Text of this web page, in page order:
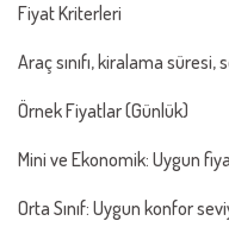
Fiyat Kriterleri
Araç sınıfı, kiralama
Örnek Fiyatlar (Günlük)
Mini ve Ekonomik: Uygun
Orta Sınıf: Uygun konfor